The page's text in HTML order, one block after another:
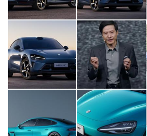
運営会社
利用規約
プライバシーポリシー
ライター名簿
お問い合せ
広告掲載について